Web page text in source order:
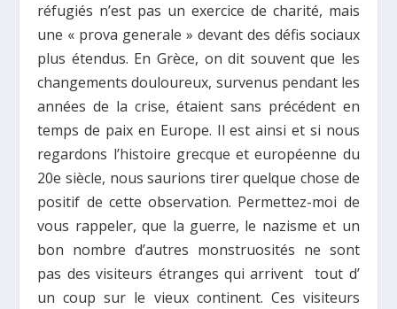
réfugiés n’est pas un exercice de charité, mais
une « prova generale » devant des défis sociaux
plus étendus. En Grèce, on dit souvent que les
changements douloureux, survenus pendant les
années de la crise, étaient sans précédent en
temps de paix en Europe. Il est ainsi et si nous
regardons l’histoire grecque et européenne du
20e siècle, nous saurions tirer quelque chose de
positif de cette observation. Permettez-moi de
vous rappeler, que la guerre, le nazisme et un
bon nombre d’autres monstruosités ne sont
pas des visiteurs étranges qui arrivent tout d’
un coup sur le vieux continent. Ces visiteurs